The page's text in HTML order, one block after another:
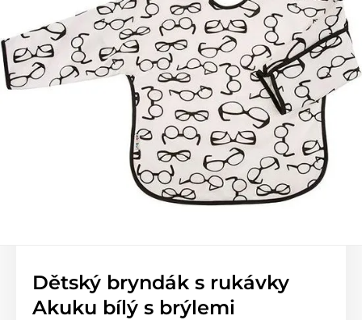
Dětský bryndák s rukávky
Akuku bílý s brýlemi